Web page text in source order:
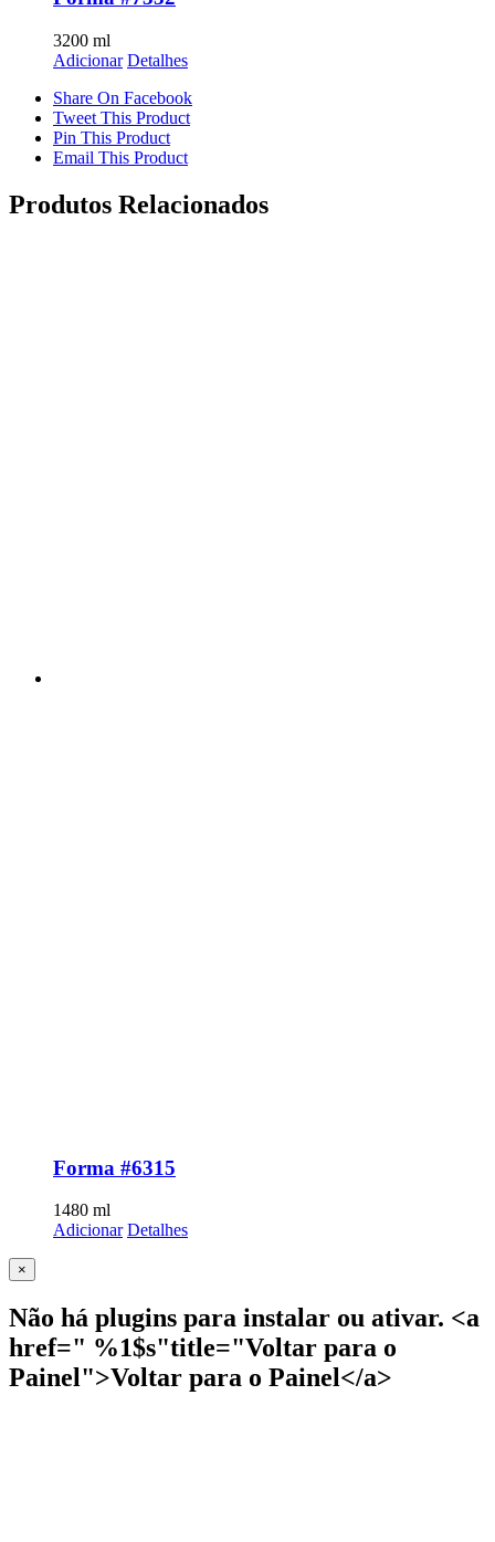
3200 ml
Adicionar Detalhes
Share On Facebook
Tweet This Product
Pin This Product
Email This Product
Produtos Relacionados
Forma #6315
1480 ml
Adicionar Detalhes
Close
product
view
×
Não há plugins para instalar ou ativar. <a
href=" %1$s"title="Voltar para o
Painel">Voltar para o Painel</a>